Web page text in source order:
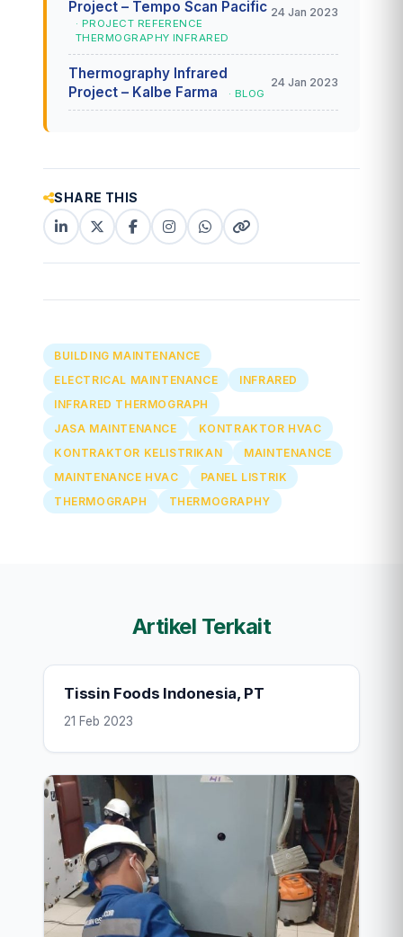
Project – Tempo Scan Pacific
· PROJECT REFERENCE
THERMOGRAPHY INFRARED
24 Jan 2023
Thermography Infrared
Project – Kalbe Farma
· BLOG
24 Jan 2023
SHARE THIS
LinkedIn
X
(Twitter)
FacebookInstagram
(copy
WhatsApp
Copy
link
BUILDING MAINTENANCE
ELECTRICAL MAINTENANCE
INFRARED
INFRARED THERMOGRAPH
JASA MAINTENANCE
KONTRAKTOR HVAC
KONTRAKTOR KELISTRIKAN
MAINTENANCE
MAINTENANCE HVAC
PANEL LISTRIK
THERMOGRAPH
THERMOGRAPHY
Artikel Terkait
Tissin Foods Indonesia, PT
21 Feb 2023